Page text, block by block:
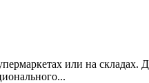
или на складах.